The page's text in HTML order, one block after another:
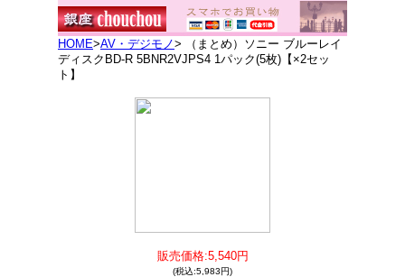
HOME>AV・デジモノ> （まとめ）ソニー ブルーレイ
ディスクBD-R 5BNR2VJPS4 1パック(5枚)【×2セッ
ト】
販売価格:5,540円
(税込:5,983円)